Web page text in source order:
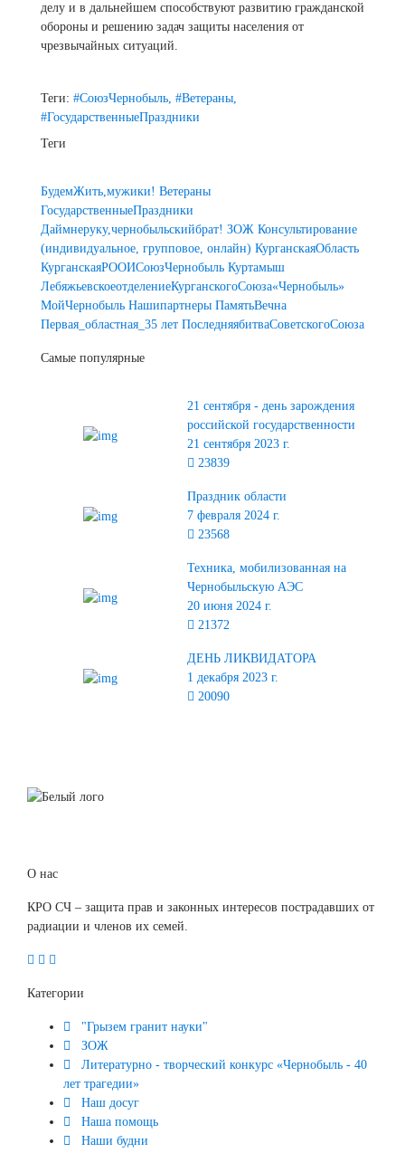
делу и в дальнейшем способствуют развитию гражданской
обороны и решению задач защиты населения от
чрезвычайных ситуаций.
Теги: #СоюзЧернобыль, #Ветераны,
#ГосударственныеПраздники
Теги
БудемЖить,мужики! Ветераны
ГосударственныеПраздники
Даймнеруку,чернобыльскийбрат! ЗОЖ Консультирование
(индивидуальное, групповое, онлайн) КурганскаяОбласть
КурганскаяРООИСоюзЧернобыль Куртамыш
ЛебяжьевскоеотделениеКурганскогоСоюза«Чернобыль»
МойЧернобыль Нашипартнеры ПамятьВечна
Первая_областная_35 лет ПоследняябитваСоветскогоСоюза
Самые популярные
21 сентября - день зарождения
российской государственности
21 сентября 2023 г.
23839
Праздник области
7 февраля 2024 г.
23568
Техника, мобилизованная на
Чернобыльскую АЭС
20 июня 2024 г.
21372
ДЕНЬ ЛИКВИДАТОРА
1 декабря 2023 г.
20090
О нас
КРО СЧ – защита прав и законных интересов пострадавших от
радиации и членов их семей.
Категории
"Грызем гранит науки"
ЗОЖ
Литературно - творческий конкурс «Чернобыль - 40
лет трагедии»
Наш досуг
Наша помощь
Наши будни